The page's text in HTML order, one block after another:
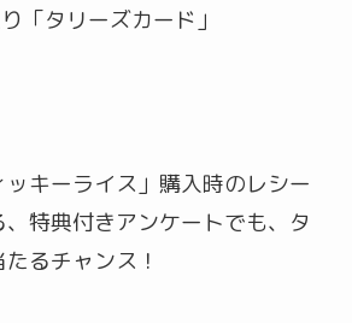
「タリーズカード」
ッキーライス」購入時のレシー
特典付きアンケートでも、タ
るチャンス！